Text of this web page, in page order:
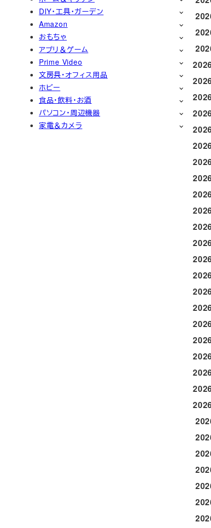
DIY・工具・ガーデン
Amazon
おもちゃ
アプリ＆ゲーム
Prime Video
文房具・オフィス用品
ホビー
食品・飲料・お酒
パソコン・周辺機器
家電＆カメラ